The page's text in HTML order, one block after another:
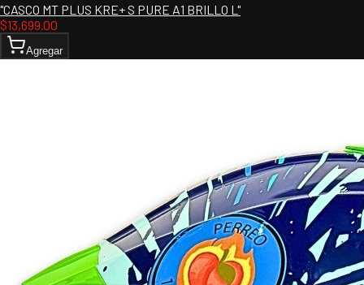
"CASCO MT PLUS KRE+ S PURE A1 BRILLO L"
$13,699.00
Agregar